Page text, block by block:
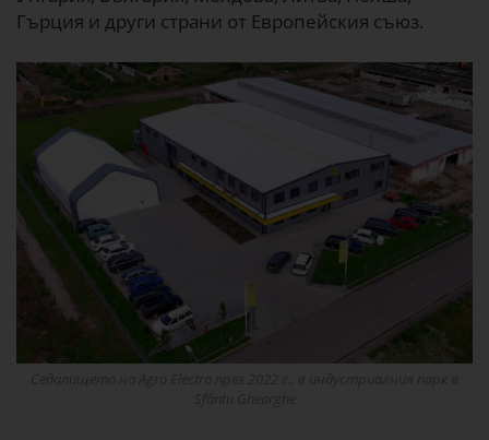
Гърция и други страни от Европейския съюз.